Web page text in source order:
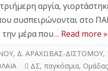
ΠΡΟΣΦΑΤΗ ΙΣΤΟΡΙΑ
αργία,
συσπειρώνονται στο
την μέρα που… Read more »
, Δ. ΑΡΑΧΩΒΑΣ-ΔΙΣΤΟΜΟΥ,
ΔΣ, παγκόσμια, Ομάδας